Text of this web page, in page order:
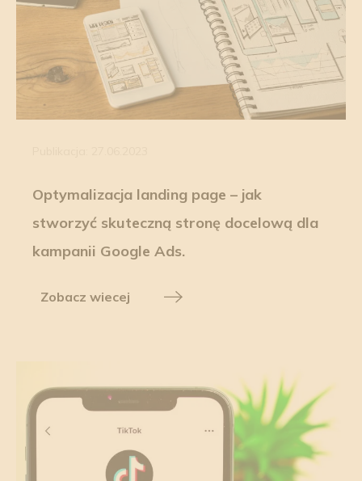
Optymalizacja landing page – jak
stworzyć skuteczną stronę docelową dla
kampanii Google Ads.
Zobacz wiecej